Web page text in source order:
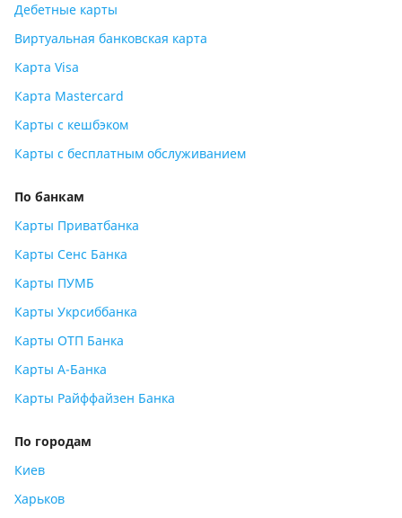
Дебетные карты
Виртуальная банковская карта
Карта Visa
Карта Mastercard
Карты с кешбэком
Карты с бесплатным обслуживанием
По банкам
Карты Приватбанка
Карты Сенс Банка
Карты ПУМБ
Карты Укрсиббанка
Карты ОТП Банка
Карты А-Банка
Карты Райффайзен Банка
По городам
Киев
Харьков